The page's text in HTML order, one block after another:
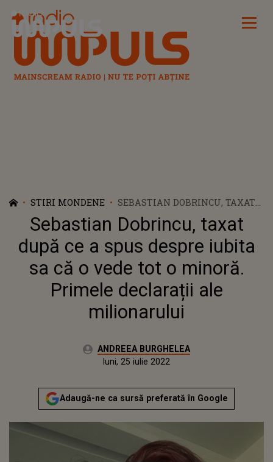
Radio Impuls
STIRI MONDENE
SEBASTIAN DOBRINCU, TAXAT
DUPĂ CE A SPUS DESPRE
IUBITA SA CĂ O VEDE TOT O
MINORĂ. PRIMELE DECLARAȚII
ALE MILIONARULUI
Sebastian Dobrincu, taxat
după ce a spus despre iubita
sa că o vede tot o minoră.
Primele declarații ale
milionarului
Autor:ANDREEA BURGHELEA
Actualizat:
luni, 25 iulie 2022
Adaugă-ne ca sursă preferată în Google